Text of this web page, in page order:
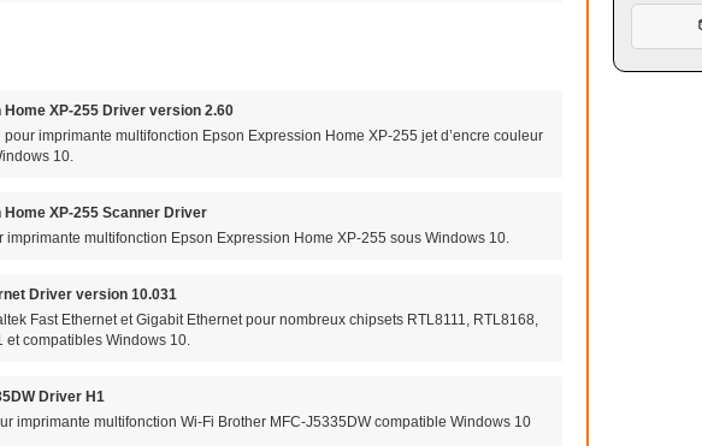
Home XP-255 Driver version 2.60
pour imprimante multifonction Epson Expression Home XP-255 jet d’encre couleur
10.
Home XP-255 Scanner Driver
imprimante multifonction Epson Expression Home XP-255 sous Windows 10.
Driver version 10.031
Fast Ethernet et Gigabit Ethernet pour nombreux chipsets RTL8111, RTL8168,
et compatibles Windows 10.
Driver H1
imprimante multifonction Wi-Fi Brother MFC-J5335DW compatible Windows 10